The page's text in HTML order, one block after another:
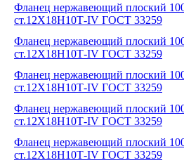
Фланец нержавеющий плоский
ст.12Х18Н10Т-IV ГОСТ 33259
Фланец нержавеющий плоский
ст.12Х18Н10Т-IV ГОСТ 33259
Фланец нержавеющий плоский
ст.12Х18Н10Т-IV ГОСТ 33259
Фланец нержавеющий плоский
ст.12Х18Н10Т-IV ГОСТ 33259
Фланец нержавеющий плоский
ст.12Х18Н10Т-IV ГОСТ 33259